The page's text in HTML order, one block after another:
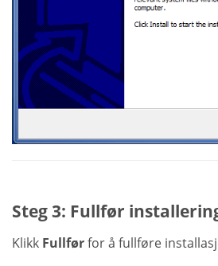
Steg 3: Fullfør
Klikk Fullførfor å fullføre